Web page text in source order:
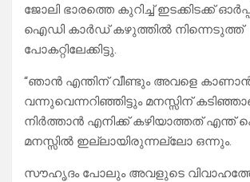
ജോലി ഭാരത്തെ കുറിച്ച് ഇടക്കിടക്ക്
ഐഡി കാർഡ് കഴുത്തിൽ നിന്നെടുത്ത്
പോകറ്റിലേക്കിട്ടു.
“ഞാൻ എന്തിന് വീണ്ടും അവളെ
വന്നുവെന്നറിഞ്ഞിട്ടും മനസ്സിന്
നിർത്താൻ എനിക്ക് കഴിയാത്തത് എന്ത്
മനസ്സിൽ ഇല്ലായിരുന്നല്ലോ ഒന്നും.
സൗഹൃദം പോലും അവളുടെ